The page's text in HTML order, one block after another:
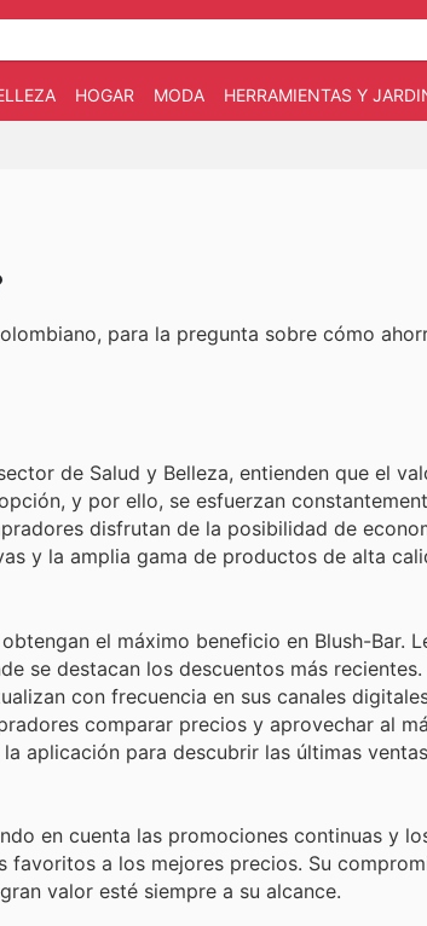
HOGAR MODA HERRAMIENTAS Y
para la pregunta sobre cómo
de Salud y Belleza, entienden que el
y por ello, se esfuerzan
disfrutan de la posibilidad de
y la amplia gama de productos de alta
el máximo beneficio en Blush-Bar.
se destacan los descuentos más recientes.
con frecuencia en sus canales
comparar precios y aprovechar al
aplicación para descubrir las últimas
en cuenta las promociones continuas y
favoritos a los mejores precios. Su
valor esté siempre a su alcance.